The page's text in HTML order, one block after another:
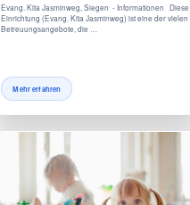
Evang. Kita Jasminweg, Siegen - Informationen Diese
Einrichtung (Evang. Kita Jasminweg) ist eine der vielen
Betreuungsangebote, die …
Mehr erfahren